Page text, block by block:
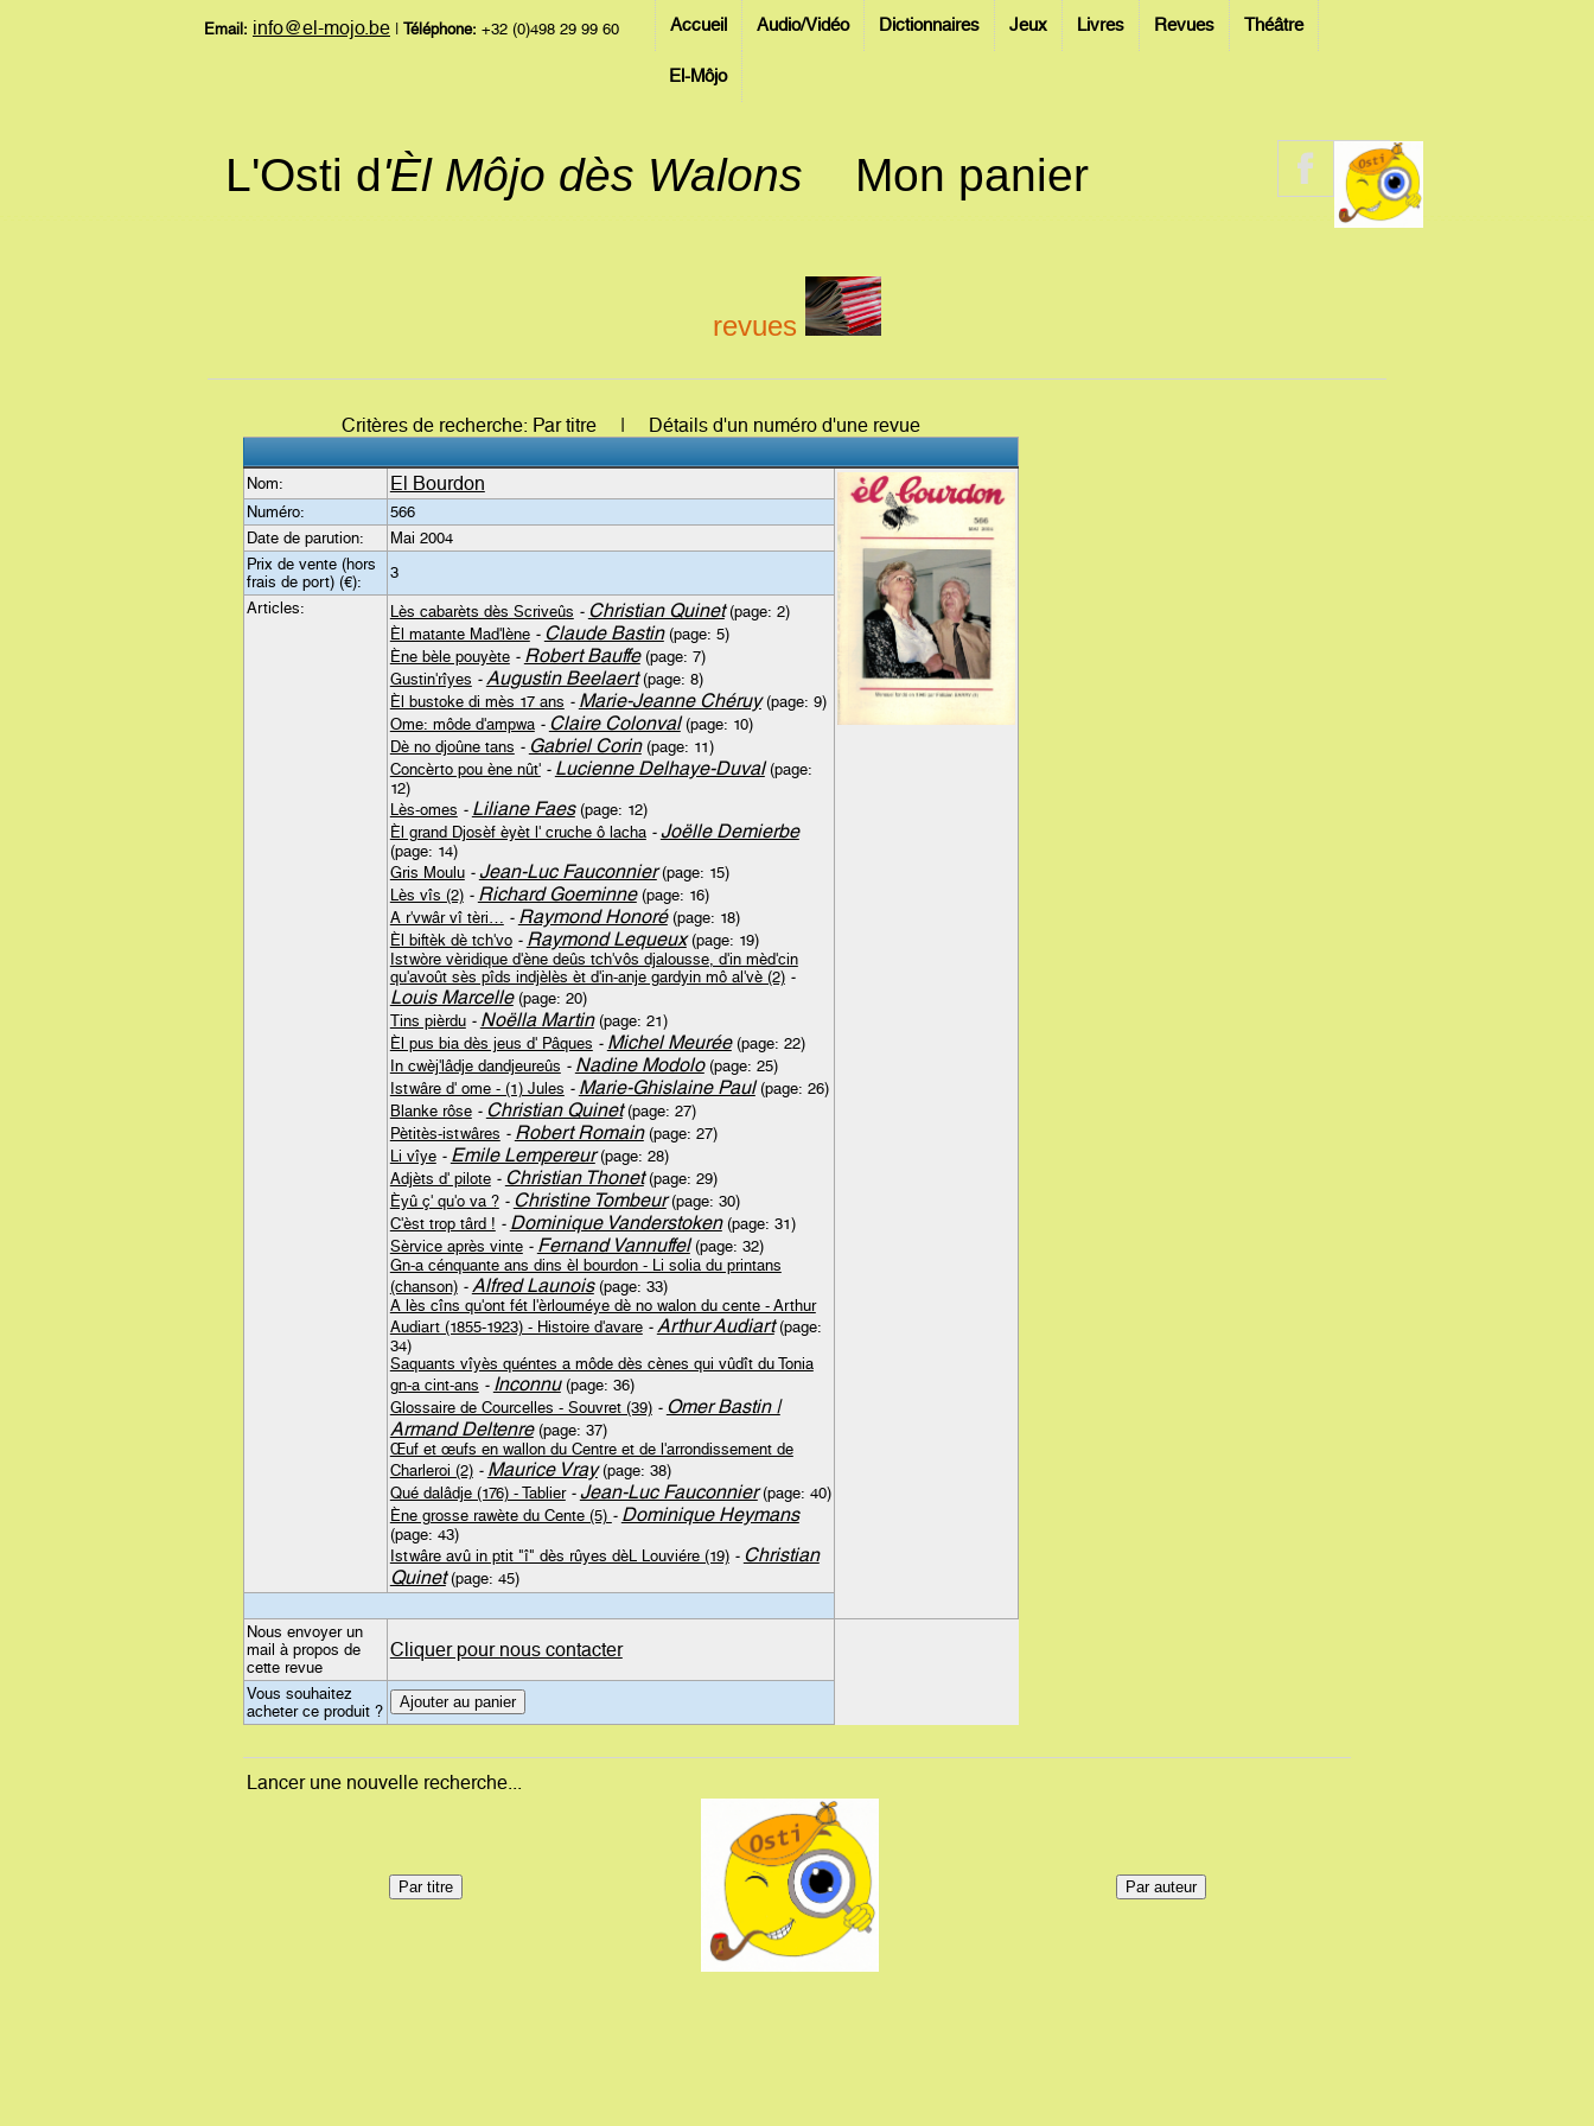
Email: info@el-mojo.be Téléphone: +32 (0)498 29 99 60 Accueil Audio/Vidéo Dictionnaires Jeux Livres Revues Théâtre
El-Môjo
L'Osti d'Èl Môjo dès Walons Mon panier
revues
Critères de recherche: Par titre | Détails d'un numéro d'une revue
Nom: El Bourdon
Numéro:
566
Date de parution:
Mai 2004
Prix de vente (hors
frais de port) (€):
3
Articles:
Lès cabarèts dès Scriveûs - Christian Quinet(page: 2)
Èl matante Mad'lène - Claude Bastin(page: 5)
Ène bèle pouyète - Robert Bauffe(page: 7)
Gustin'rîyes - Augustin Beelaert(page: 8)
Èl bustoke di mès 17 ans - Marie-Jeanne Chéruy(page: 9)
Ome: môde d'ampwa - Claire Colonval(page: 10)
Dè no djoûne tans - Gabriel Corin(page: 11)
Concèrto pou ène nût' - Lucienne Delhaye-Duval(page:
12)
Lès-omes - Liliane Faes(page: 12)
Èl grand Djosèf èyèt l' cruche ô lacha - Joëlle Demierbe
(page: 14)
Gris Moulu - Jean-Luc Fauconnier(page: 15)
Lès vîs (2) - Richard Goeminne(page: 16)
A r'vwâr vî tèri… - Raymond Honoré(page: 18)
Èl biftèk dè tch'vo - Raymond Lequeux(page: 19)
Istwòre vèridique d'ène deûs tch'vôs djalousse, d'in mèd'cin
qu'avoût sès pîds indjèlès èt d'in-anje gardyin mô al'vè (2) -
Louis Marcelle(page: 20)
Tins pièrdu - Noëlla Martin(page: 21)
Èl pus bia dès jeus d' Pâques - Michel Meurée(page: 22)
In cwèj'lâdje dandjeureûs - Nadine Modolo(page: 25)
Istwâre d' ome - (1) Jules - Marie-Ghislaine Paul(page: 26)
Blanke rôse - Christian Quinet(page: 27)
Pètitès-istwâres - Robert Romain(page: 27)
Li vîye - Emile Lempereur(page: 28)
Adjèts d' pilote - Christian Thonet(page: 29)
Èyû ç' qu'o va ? - Christine Tombeur(page: 30)
C'èst trop târd ! - Dominique Vanderstoken(page: 31)
Sèrvice après vinte - Fernand Vannuffel(page: 32)
Gn-a cénquante ans dins èl bourdon - Li solia du printans
(chanson) - Alfred Launois(page: 33)
A lès cîns qu'ont fét l'èrlouméye dè no walon du cente - Arthur
Audiart (1855-1923) - Histoire d'avare - Arthur Audiart(page:
34)
Saquants vîyès quéntes a môde dès cènes qui vûdît du Tonia
gn-a cint-ans - Inconnu(page: 36)
Glossaire de Courcelles - Souvret (39) - Omer Bastin |
Armand Deltenre(page: 37)
Œuf et œufs en wallon du Centre et de l'arrondissement de
Charleroi (2) - Maurice Vray(page: 38)
Qué dalâdje (176) - Tablier - Jean-Luc Fauconnier(page: 40)
Ène grosse rawète du Cente (5) - Dominique Heymans
(page: 43)
Istwâre avû in ptit "î" dès rûyes dèL Louviére (19) - Christian
Quinet(page: 45)
Nous envoyer un
mail à propos de
cette revue
Cliquer pour nous contacter
Vous souhaitez
acheter ce produit ?
Lancer une nouvelle recherche...